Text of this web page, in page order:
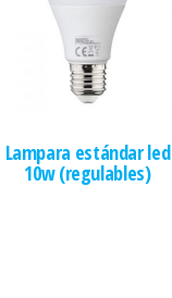
Lampara estándar led
10w (regulables)